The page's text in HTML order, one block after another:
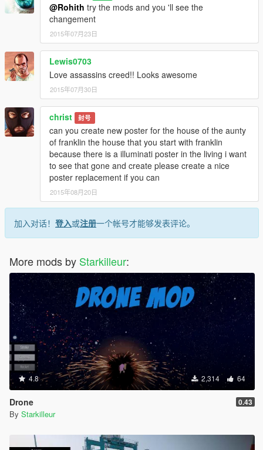
@Rohith try the mods and you 'll see the
changement
2015年07月23日
Lewis0703
Love assassins creed!! Looks awesome
2015年07月30日
christ 封号
can you create new poster for the house of the aunty
of franklin the house that you start with franklin
because there is a illuminati poster in the living i want
to see that gone and create please create a nice
poster replacement if you can
2015年08月20日
加入对话！ 登入或注册一个帐号才能够发表评论。
More mods by Starkilleur:
4.8 2,314 64
Drone 0.43
By Starkilleur